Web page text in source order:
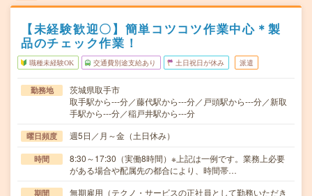
【未経験歓迎〇】簡単コツコツ作業中心＊製
品のチェック作業！
職種未経験OK 交通費別途支給あり 土日祝日が休み 派遣
勤務地
茨城県取手市
取手駅から---分／藤代駅から---分／戸頭駅から---分／新取
手駅から---分／稲戸井駅から---分
曜日頻度 週5日／月～金（土日休み）
時間
8:30～17:30（実働8時間）※上記は一例です。業務上必要
がある場合や配属先の都合により、時間帯…
期間
無期雇用（テクノ・サービスの正社員として勤務いただき